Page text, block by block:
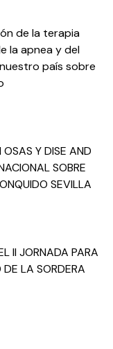
de la terapia
la apnea y del
país sobre
OSAS Y DISE AND
SOBRE
SEVILLA
II JORNADA PARA
LA SORDERA